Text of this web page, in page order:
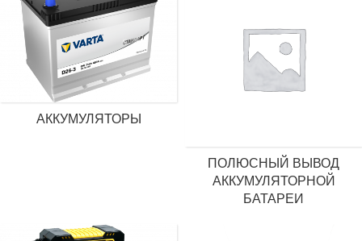
АККУМУЛЯТОРЫ
ПОЛЮСНЫЙ ВЫВОД
АККУМУЛЯТОРНОЙ
БАТАРЕИ